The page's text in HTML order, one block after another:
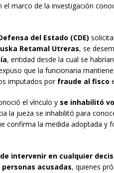
el marco de la investigación
del Estado (CDE)
Retamal Utreras, se
, entidad desde la cual se
que la funcionaria
imputados por fraude al fisco
el vínculo y se inhabilitó
la jueza se inhabilitó para
confirma la medida adoptada y
intervenir en cualquier
personas acusadas, quienes